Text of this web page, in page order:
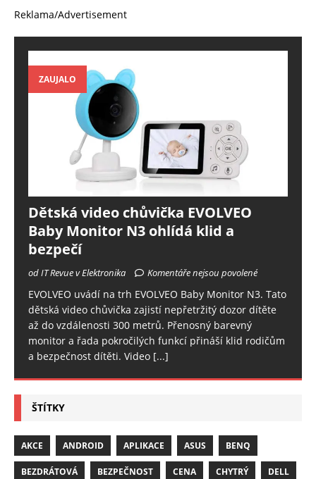
Reklama/Advertisement
ZAUJALO
Dětská video chůvička EVOLVEO
Baby Monitor N3 ohlídá klid a
bezpečí
od IT Revue v Elektronika Komentáře nejsou povolené
EVOLVEO uvádí na trh EVOLVEO Baby Monitor N3. Tato
dětská video chůvička zajistí nepřetržitý dozor dítěte
až do vzdálenosti 300 metrů. Přenosný barevný
monitor a řada pokročilých funkcí přináší klid rodičům
a bezpečnost dítěti. Video [...]
ŠTÍTKY
AKCE ANDROID APLIKACE ASUS BENQ
BEZDRÁTOVÁ BEZPEČNOST CENA CHYTRÝ DELL